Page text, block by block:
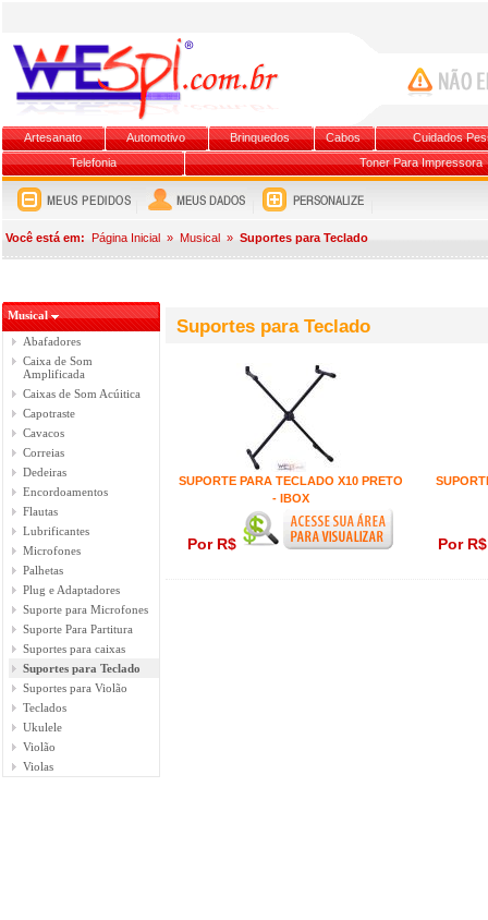
Artesanato Automotivo Brinquedos Cabos
Cuidados
Telefonia
Toner Para Impressora
Você está em: Página Inicial » Musical » Suportes para Teclado
Musical
Abafadores
Caixa de Som
Amplificada
Caixas de Som Acúitica
Capotraste
Cavacos
Correias
Dedeiras
Encordoamentos
Flautas
Lubrificantes
Microfones
Palhetas
Plug e Adaptadores
Suporte para Microfones
Suporte Para Partitura
Suportes para caixas
Suportes para Teclado
Suportes para Violão
Teclados
Ukulele
Violão
Violas
Suportes para Teclado
SUPORTE PARA TECLADO X10 PRETO
- IBOX
Por R$ Por